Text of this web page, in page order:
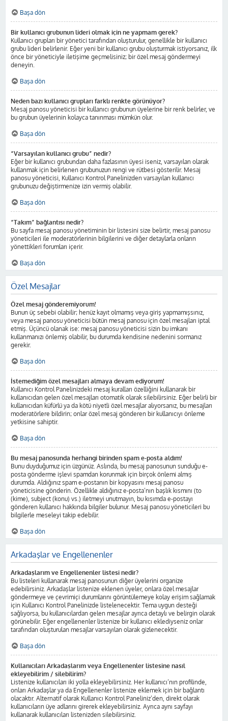
Başa dön
Bir kullanıcı grubunun lideri olmak için ne yapmam gerek?
Kullanıcı grupları bir yönetici tarafından oluşturulur, genellikle bir kullanıcı
grubu lideri belirlenir. Eğer yeni bir kullanıcı grubu oluşturmak istiyorsanız, ilk
önce bir yöneticiyle iletişime geçmelisiniz; bir özel mesaj göndermeyi
deneyin.
Başa dön
Neden bazı kullanıcı grupları farklı renkte görünüyor?
Mesaj panosu yöneticisi bir kullanıcı grubunun üyelerine bir renk belirler, ve
bu grubun üyelerinin kolayca tanınması mümkün olur.
Başa dön
“Varsayılan kullanıcı grubu” nedir?
Eğer bir kullanıcı grubundan daha fazlasının üyesi iseniz, varsayılan olarak
kullanmak için belirlenen grubunuzun rengi ve rütbesi gösterilir. Mesaj
panosu yöneticisi, Kullanıcı Kontrol Panelinizden varsayılan kullanıcı
grubunuzu değiştirmenize izin vermiş olabilir.
Başa dön
“Takım” bağlantısı nedir?
Bu sayfa mesaj panosu yönetiminin bir listesini size belirtir, mesaj panosu
yöneticileri ile moderatörlerinin bilgilerini ve diğer detaylarla onların
yönettikleri forumları içerir.
Başa dön
Özel Mesajlar
Özel mesaj gönderemiyorum!
Bunun üç sebebi olabilir; henüz kayıt olmamış veya giriş yapmamışsınız,
veya mesaj panosu yöneticisi bütün mesaj panosu için özel mesajları iptal
etmiş. Üçüncü olanak ise: mesaj panosu yöneticisi sizin bu imkanı
kullanmanızı önlemiş olabilir, bu durumda kendisine nedenini sormanız
gerekir.
Başa dön
İstemediğim özel mesajları almaya devam ediyorum!
Kullanıcı Kontrol Panelinizdeki mesaj kuralları özelliğini kullanarak bir
kullanıcıdan gelen özel mesajları otomatik olarak silebilirsiniz. Eğer belirli bir
kullanıcıdan küfürlü ya da kötü niyetli özel mesajlar alıyorsanız, bu mesajları
moderatörlere bildirin; onlar özel mesaj gönderen bir kullanıcıyı önleme
yetkisine sahiptir.
Başa dön
Bu mesaj panosunda herhangi birinden spam e-posta aldım!
Bunu duyduğumuz için üzgünüz. Aslında, bu mesaj panosunun sunduğu e-
posta gönderme işlevi spamdan korunmak için birçok önlemi almış
durumda. Aldığınız spam e-postanın bir kopyasını mesaj panosu
yöneticisine gönderin. Özellikle aldığınız e-posta’nın başlık kısmını (to
(kime), subject (konu) vs.) iletmeyi unutmayın, bu kısımda e-postayı
gönderen kullanıcı hakkında bilgiler bulunur. Mesaj panosu yöneticileri bu
bilgilerle meseleyi takip edebilir.
Başa dön
Arkadaşlar ve Engellenenler
Arkadaşlarım ve Engellenenler listesi nedir?
Bu listeleri kullanarak mesaj panosunun diğer üyelerini organize
edebilirsiniz. Arkadaşlar listenize eklenen üyeler, onlara özel mesajlar
göndermeye ve çevrimiçi durumlarını görüntülemeye kolay erişim sağlamak
için Kullanıcı Kontrol Panelinizde listelenecektir. Tema uygun desteği
sağlıyorsa, bu kullanıcılardan gelen mesajlar ayrıca detaylı ve belirgin olarak
görünebilir. Eğer engellenenler listenize bir kullanıcı eklediyseniz onlar
tarafından oluşturulan mesajlar varsayılan olarak gizlenecektir.
Başa dön
Kullanıcıları Arkadaşlarım veya Engellenenler listesine nasıl
ekleyebilirim / silebilirim?
Listenize kullanıcıları iki yolla ekleyebilirsiniz. Her kullanıcı’nın profilinde,
onları Arkadaşlar ya da Engellenenler listenize eklemek için bir bağlantı
olacaktır. Alternatif olarak Kullanıcı Kontrol Paneliniz’den, direkt olarak
kullanıcıların üye adlarını girerek ekleyebilirsiniz. Ayrıca aynı sayfayı
kullanarak kullanıcıları listenizden silebilirsiniz.